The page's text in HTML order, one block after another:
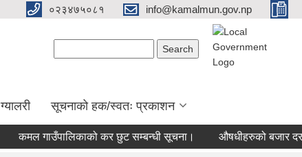
०२३४७५०८१ info@kamalmun.gov.np
ग्यालरी सूचनाको हक/स्वतः प्रकाशन
कमल गाउँपालिकाको कर छुट सम्बन्धी सूचना। औषधीहरुको बजार दर